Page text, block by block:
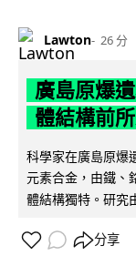
Lawton 26 分
廣島原爆
體結構前
科學家在廣島原爆
元素合金，由鐵、
體結構獨特。研究
分享